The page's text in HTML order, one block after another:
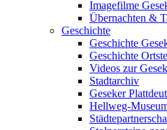
Imagefilme
Übernachten &
Geschichte
Geschichte
Geschichte
Videos zur
Stadtarchiv
Geseker
Hellweg-